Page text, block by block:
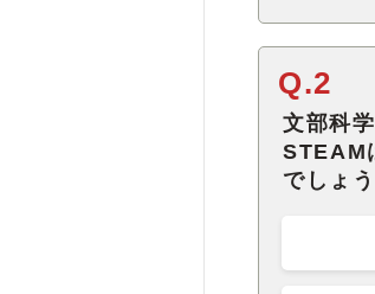
Q.2
文部科
STEAM
でしょう